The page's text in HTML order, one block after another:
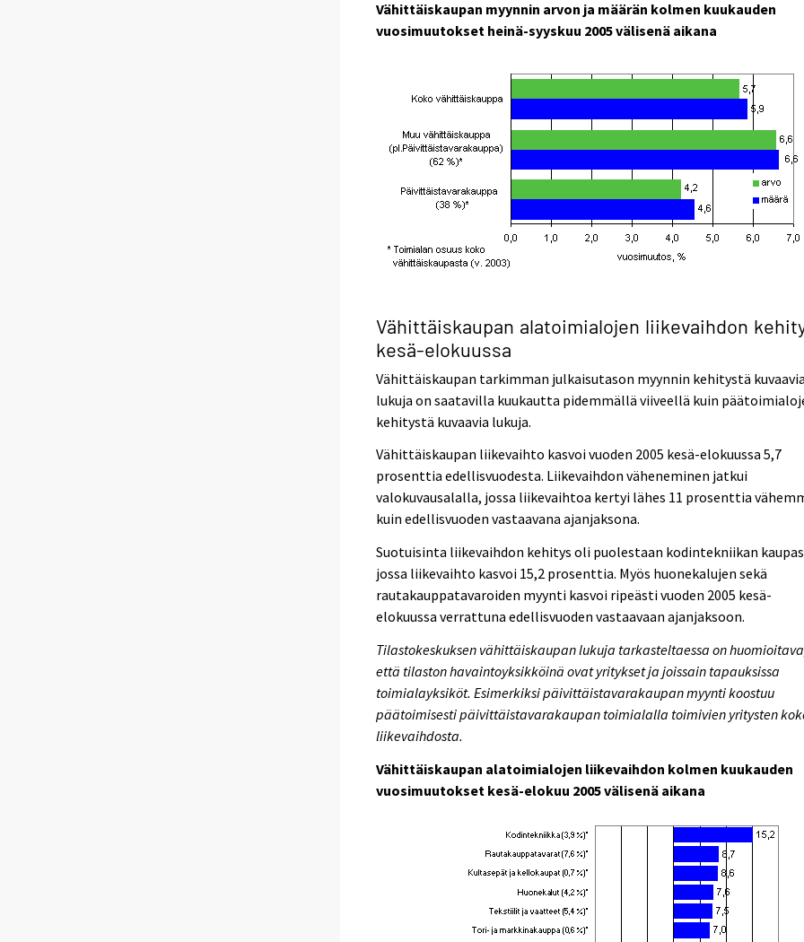
Vähittäiskaupan myynnin arvon ja määrän kolmen kuukauden
vuosimuutokset heinä-syyskuu 2005 välisenä aikana
Vähittäiskaupan alatoimialojen liikevaihdon
kesä-elokuussa
Vähittäiskaupan tarkimman julkaisutason myynnin kehitystä kuvaavia
lukuja on saatavilla kuukautta pidemmällä viiveellä kuin
kehitystä kuvaavia lukuja.
Vähittäiskaupan liikevaihto kasvoi vuoden 2005 kesä-elokuussa 5,7
prosenttia edellisvuodesta. Liikevaihdon väheneminen jatkui
valokuvausalalla, jossa liikevaihtoa kertyi lähes 11 prosenttia
kuin edellisvuoden vastaavana ajanjaksona.
Suotuisinta liikevaihdon kehitys oli puolestaan kodintekniikan
jossa liikevaihto kasvoi 15,2 prosenttia. Myös huonekalujen sekä
rautakauppatavaroiden myynti kasvoi ripeästi vuoden 2005 kesä-
elokuussa verrattuna edellisvuoden vastaavaan ajanjaksoon.
Tilastokeskuksen vähittäiskaupan lukuja tarkasteltaessa on
että tilaston havaintoyksikköinä ovat yritykset ja joissain tapauksissa
toimialayksiköt. Esimerkiksi päivittäistavarakaupan myynti koostuu
päätoimisesti päivittäistavarakaupan toimialalla toimivien yritysten
liikevaihdosta.
Vähittäiskaupan alatoimialojen liikevaihdon kolmen kuukauden
vuosimuutokset kesä-elokuu 2005 välisenä aikana